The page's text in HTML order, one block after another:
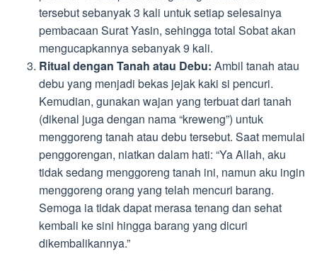
tersebut sebanyak 3 kali untuk setiap selesainya
pembacaan Surat Yasin, sehingga total Sobat akan
mengucapkannya sebanyak 9 kali.
Ritual dengan Tanah atau Debu: Ambil tanah atau
debu yang menjadi bekas jejak kaki si pencuri.
Kemudian, gunakan wajan yang terbuat dari tanah
(dikenal juga dengan nama “kreweng”) untuk
menggoreng tanah atau debu tersebut. Saat memulai
penggorengan, niatkan dalam hati: “Ya Allah, aku
tidak sedang menggoreng tanah ini, namun aku ingin
menggoreng orang yang telah mencuri barang.
Semoga ia tidak dapat merasa tenang dan sehat
kembali ke sini hingga barang yang dicuri
dikembalikannya.”